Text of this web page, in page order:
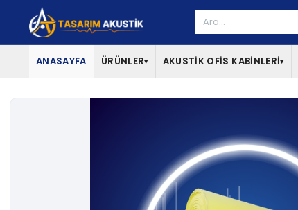
ANASAYFA ÜRÜNLER▾ AKUSTİK OFİS KABİNLERİ▾